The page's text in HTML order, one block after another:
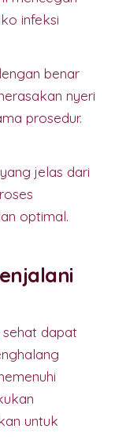
infeksi
benar
nyeri
prosedur.
jelas dari
optimal.
dapat
untuk